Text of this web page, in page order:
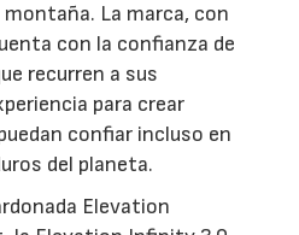
La marca, con
con la confianza de
recurren a sus
para crear
confiar incluso en
del planeta.
Elevation